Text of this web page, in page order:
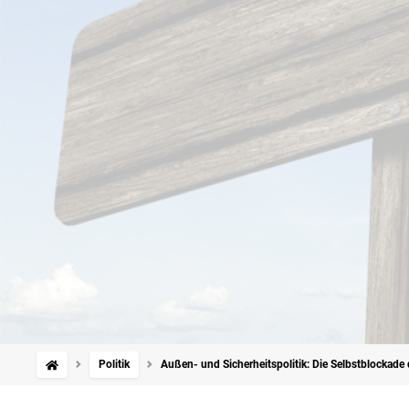
Politik Außen- und Sicherheitspolitik: Die Selbstblockade